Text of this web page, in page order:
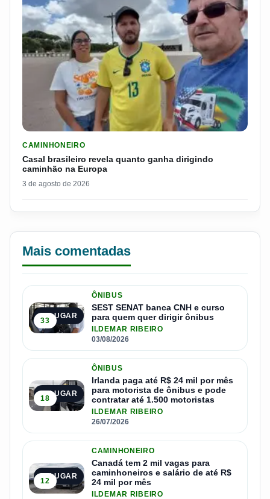
CAMINHONEIRO
Casal brasileiro revela quanto ganha dirigindo
caminhão na Europa
3 de agosto de 2026
Mais comentadas
1º LUGAR
33
ÔNIBUS
SEST SENAT banca CNH e curso
para quem quer dirigir ônibus
ILDEMAR RIBEIRO
03/08/2026
2º LUGAR
18
ÔNIBUS
Irlanda paga até R$ 24 mil por mês
para motorista de ônibus e pode
contratar até 1.500 motoristas
ILDEMAR RIBEIRO
26/07/2026
3º LUGAR
12
CAMINHONEIRO
Canadá tem 2 mil vagas para
caminhoneiros e salário de até R$
24 mil por mês
ILDEMAR RIBEIRO